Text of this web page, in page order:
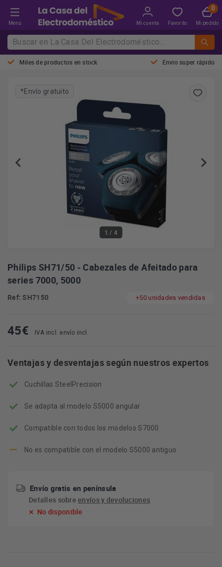
Menú Mi cuenta Favorito Mi pedido
Miles de productos en stock Envio super rápido
1 / 4
*Envío gratuito
Philips SH71/50 - Cabezales de Afeitado para
series 7000, 5000
Ref: SH7150 +50 unidades vendidas
45€ IVA incl. envío incl.
Ventajas y desventajas según nuestros expertos
Cuchillas SteelPrecision
Se adapta al modelo S5000 angular
Compatible con todos los modelos S7000
No es compatible con el modelo S5000 antiguo
Envío gratis en península
Detalles sobreenvíos y devoluciones
No disponible